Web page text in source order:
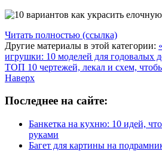
Читать полностью (ссылка)
Другие материалы в этой категории:
игрушки: 10 моделей для годовалых
ТОП 10 чертежей, лекал и схем,
Наверх
Последнее на сайте:
Банкетка на кухню: 10 идей,
руками
Багет для картины на